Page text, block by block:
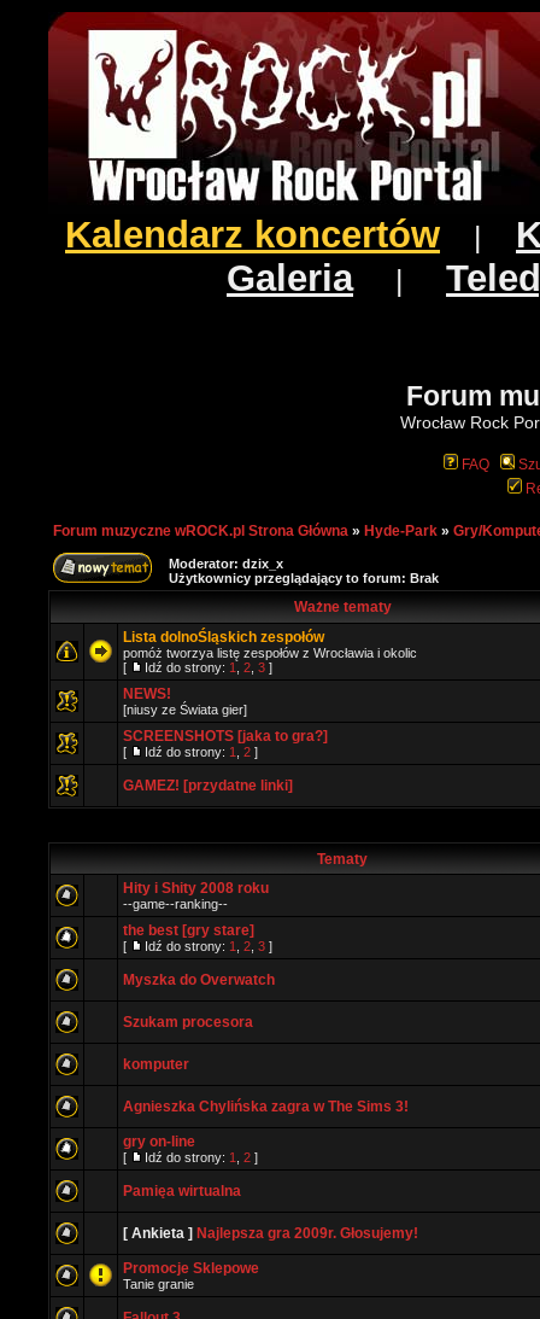
Kalendarz koncertów
Galeria|
Forum
Wrocław Rock
FAQ
Forum muzyczne wROCK.pl Strona Główna » Hyde-Park » Gry/
Moderator: dzix_x
Użytkownicy przeglądający to forum: Brak
Ważne tematy
Lista dolnoŚląskich zespołów
pomóż tworzya listę zespołów z Wrocławia i okolic
[
Idź do strony: 1 2 3 ]
NEWS!
[niusy ze Świata gier]
SCREENSHOTS [jaka to gra?]
[ Idź do strony: 1 2 ]
GAMEZ! [przydatne linki]
Tematy
Hity i Shity 2008 roku
--game--ranking--
the best [gry stare]
[ Idź do strony: 1 2 3 ]
Myszka do Overwatch
Szukam procesora
komputer
Agnieszka Chylińska zagra w The Sims 3!
gry on-line
[ Idź do strony: 1 2 ]
Pamięa wirtualna
[ Ankieta ] Najlepsza gra 2009r. Głosujemy!
Promocje Sklepowe
Tanie granie